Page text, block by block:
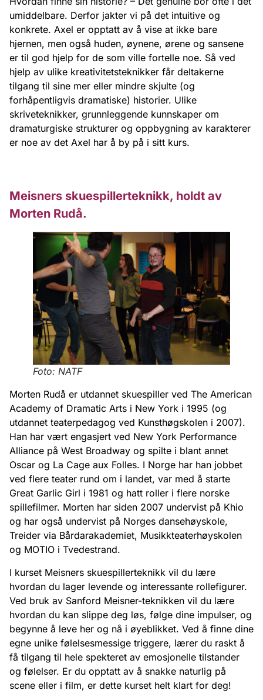
umiddelbare. Derfor jakter vi på det intuitive og
konkrete. Axel er opptatt av å vise at ikke bare
hjernen, men også huden, øynene, ørene og sansene
er til god hjelp for de som ville fortelle noe. Så ved
hjelp av ulike kreativitetsteknikker får deltakerne
tilgang til sine mer eller mindre skjulte (og
forhåpentligvis dramatiske) historier. Ulike
skriveteknikker, grunnleggende kunnskaper om
dramaturgiske strukturer og oppbygning av karakterer
er noe av det Axel har å by på i sitt kurs.
Meisners skuespillerteknikk, holdt av
Morten Rudå.
Foto: NATF
Morten Rudå er utdannet skuespiller ved The American
Academy of Dramatic Arts i New York i 1995 (og
utdannet teaterpedagog ved Kunsthøgskolen i 2007).
Han har vært engasjert ved New York Performance
Alliance på West Broadway og spilte i blant annet
Oscar og La Cage aux Folles. I Norge har han jobbet
ved flere teater rund om i landet, var med å starte
Great Garlic Girl i 1981 og hatt roller i flere norske
spillefilmer. Morten har siden 2007 undervist på Khio
og har også undervist på Norges dansehøyskole,
Treider via Bårdarakademiet, Musikkteaterhøyskolen
og MOTIO i Tvedestrand.
I kurset Meisners skuespillerteknikk vil du lære
hvordan du lager levende og interessante rollefigurer.
Ved bruk av Sanford Meisner-teknikken vil du lære
hvordan du kan slippe deg løs, følge dine impulser, og
begynne å leve her og nå i øyeblikket. Ved å finne dine
egne unike følelsesmessige triggere, lærer du raskt å
få tilgang til hele spekteret av emosjonelle tilstander
og følelser. Er du opptatt av å snakke naturlig på
scene eller i film, er dette kurset helt klart for deg!